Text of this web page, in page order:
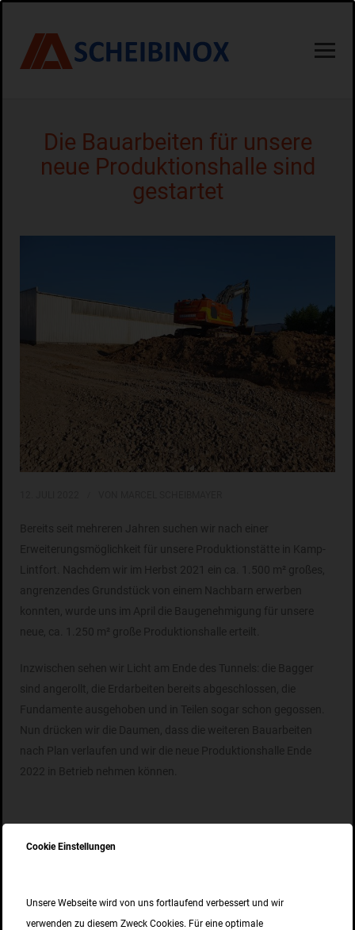
Die Bauarbeiten für unsere
neue Produktionshalle sind
gestartet
Bereits seit mehreren Jahren suchen wir nach einer
Erweiterungsmöglichkeit für unsere Produktionstätte in Kamp-
Lintfort. Nachdem wir im Herbst 2021 ein ca. 1.500 m² großes,
angrenzendes Grundstück von einem Nachbarn erwerben
konnten, wurde uns im April die Baugenehmigung für unsere
neue, ca. 1.250 m² große Produktionshalle erteilt.
Inzwischen sehen wir Licht am Ende des Tunnels: die Bagger
sind angerollt, die Erdarbeiten bereits abgeschlossen, die
Fundamente ausgehoben und in Teilen sogar schon gegossen.
Nun drücken wir die Daumen, dass die weiteren Bauarbeiten
nach Plan verlaufen und wir die neue Produktionshalle Ende
2022 in Betrieb nehmen können.
Weitere Neuigkeiten
Cookie Einstellungen
Unsere Webseite wird von uns fortlaufend verbessert und wir
verwenden zu diesem Zweck Cookies. Für eine optimale